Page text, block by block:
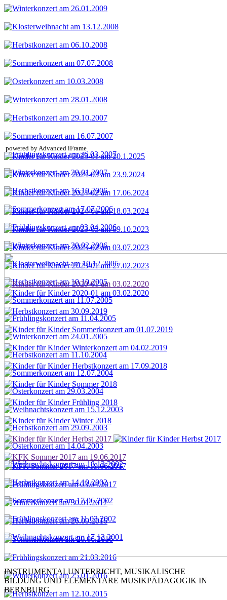
powered by Advanced iFrame
INSTRUMENTALUNTERRICHT, MUSIKALISCHE
BILDUNG UND ELEMENTARE MUSIKPÄDAGOGIK IN
BERNBURG